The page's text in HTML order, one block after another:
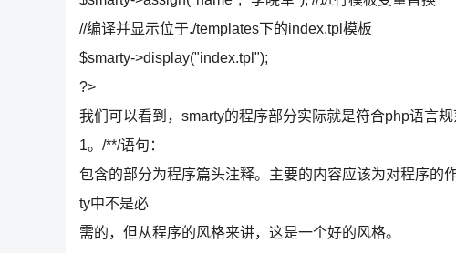
//编译并显示位于./templates下的index.tpl模板
$smarty->display("index.tpl");
?>
我们可以看到，smarty的程序部分实际就是符合php语言
1。/**/语句：
包含的部分为程序篇头注释。主要的内容应该为对程序的
ty中不是必
需的，但从程序的风格来讲，这是一个好的风格。